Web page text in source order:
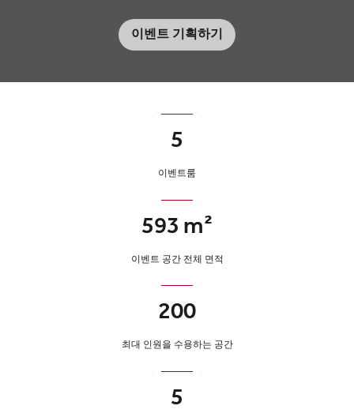
이벤트 기획하기
5
이벤트룸
593 m²
이벤트 공간 전체 면적
200
최대 인원을 수용하는 공간
5